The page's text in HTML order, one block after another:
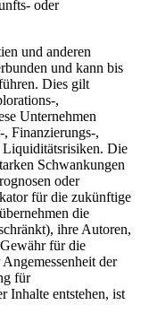
oder
und anderen
und kann bis
Dies gilt
,
Unternehmen
Finanzierungs-,
Die
Schwankungen
oder
für die zukünftige
die
ihre Autoren,
für die
der
für
Inhalte entstehen, ist